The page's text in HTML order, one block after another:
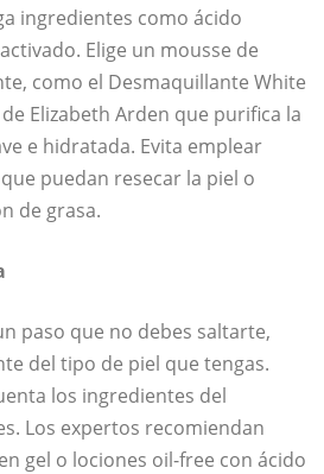
ingredientes como ácido
Elige un mousse de
como el Desmaquillante White
Elizabeth Arden que purifica la
e hidratada. Evita emplear
puedan resecar la piel o
de grasa.
paso que no debes saltarte,
del tipo de piel que tengas.
los ingredientes del
Los expertos recomiendan
gel o lociones oil-free con ácido